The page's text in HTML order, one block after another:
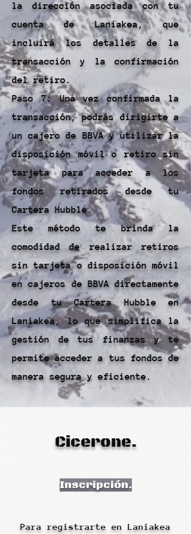
la dirección asociada con tu
cuenta de Laniakea, que
incluirá los detalles de la
transacción y la confirmación
del retiro.
Paso 7: Una vez confirmada la
transacción, podrás dirigirte a
un cajero de BBVA y utilizar la
disposición móvil o retiro sin
tarjeta para acceder a los
fondos retirados desde tu
Cartera Hubble.
Este método te brinda la
comodidad de realizar retiros
sin tarjeta o disposición móvil
en cajeros de BBVA directamente
desde tu Cartera Hubble en
Laniakea, lo que simplifica la
gestión de tus finanzas y te
permite acceder a tus fondos de
manera segura y eficiente.
Cicerone.
Inscripción.
Para registrarte en Laniakea